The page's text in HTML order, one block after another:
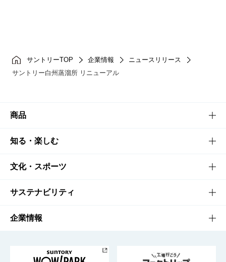
サントリーTOP 企業情報
ニュースリリース
サントリー白州蒸溜所 リニューアル
商品
商品TOP
商品一覧
商品発売情報
栄養成分一覧
知る・楽しむ
知る・楽しむTOP
キャンペーン
工場見学
文化・スポーツ
文化・スポーツTOP
サントリーホール
サステナビリティ
サステナビリティTOP
企業情報